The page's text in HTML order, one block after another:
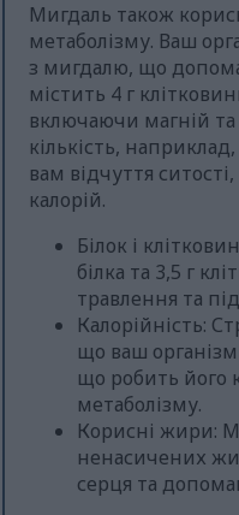
Мигдаль також
метаболізму. Ваш
з мигдалю, що
містить 4 г
включаючи магній та
кількість,
вам відчуття
калорій.
Білок і
білка та 3,5 г
травлення та
Калорійність:
що ваш
що робить його
метаболізму.
Корисні жири:
ненасичених
серця та